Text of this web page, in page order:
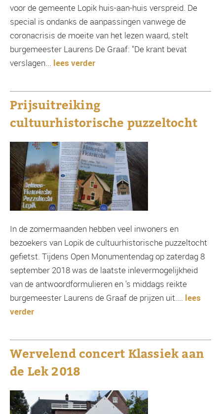
voor de gemeente Lopik huis-aan-huis verspreid. De
special is ondanks de aanpassingen vanwege de
coronacrisis de moeite van het lezen waard, stelt
burgemeester Laurens De Graaf: "De krant bevat
verslagen... lees verder
Prijsuitreiking
cultuurhistorische puzzeltocht
In de zomermaanden hebben veel inwoners en
bezoekers van Lopik de cultuurhistorische puzzeltocht
gefietst. Tijdens Open Monumentendag op zaterdag 8
september 2018 was de laatste inlevermogelijkheid
van de antwoordformulieren en ’s middags reikte
burgemeester Laurens de Graaf de prijzen uit.... lees
verder
Wervelend concert Klassiek aan
de Lek 2018